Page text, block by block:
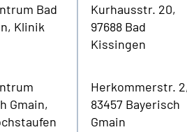
Bad
Klinik
Kurhausstr. 20,
97688 Bad
Kissingen
Gmain,
Herkommerstr. 2,
83457 Bayerisch
Gmain